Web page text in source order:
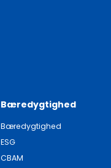
Bæredygtighed
Bæredygtighed
ESG
CBAM